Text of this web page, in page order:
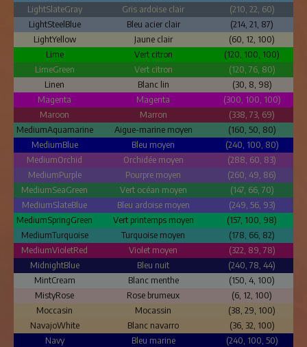
LightSlateGray
Gris ardoise clair
(210, 22, 60)
LightSteelBlue
Bleu acier clair
(214, 21, 87)
LightYellow
Jaune clair
(60, 12, 100)
Lime
Vert citron
(120, 100, 100)
LimeGreen
Vert citron
(120, 76, 80)
Linen
Blanc lin
(30, 8, 98)
Magenta
Magenta
(300, 100, 100)
Maroon
Marron
(338, 73, 69)
MediumAquamarine
Aigue-marine moyen
(160, 50, 80)
MediumBlue
Bleu moyen
(240, 100, 80)
MediumOrchid
Orchidée moyen
(288, 60, 83)
MediumPurple
Pourpre moyen
(260, 49, 86)
MediumSeaGreen
Vert océan moyen
(147, 66, 70)
MediumSlateBlue
Bleu ardoise moyen
(249, 56, 93)
MediumSpringGreen
Vert printemps moyen
(157, 100, 98)
MediumTurquoise
Turquoise moyen
(178, 66, 82)
MediumVioletRed
Violet moyen
(322, 89, 78)
MidnightBlue
Bleu nuit
(240, 78, 44)
MintCream
Blanc menthe
(150, 4, 100)
MistyRose
Rose brumeux
(6, 12, 100)
Moccasin
Mocassin
(38, 29, 100)
NavajoWhite
Blanc navarro
(36, 32, 100)
Navy
Bleu marine
(240, 100, 50)